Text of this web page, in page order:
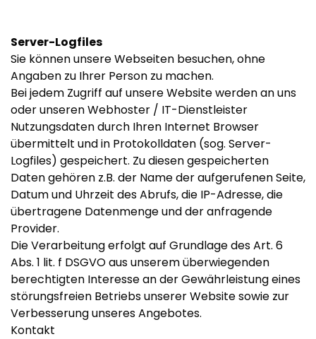
Server-Logfiles
Sie können unsere Webseiten besuchen, ohne
Angaben zu Ihrer Person zu machen.
Bei jedem Zugriff auf unsere Website werden an uns
oder unseren Webhoster / IT-Dienstleister
Nutzungsdaten durch Ihren Internet Browser
übermittelt und in Protokolldaten (sog. Server-
Logfiles) gespeichert. Zu diesen gespeicherten
Daten gehören z.B. der Name der aufgerufenen Seite,
Datum und Uhrzeit des Abrufs, die IP-Adresse, die
übertragene Datenmenge und der anfragende
Provider.
Die Verarbeitung erfolgt auf Grundlage des Art. 6
Abs. 1 lit. f DSGVO aus unserem überwiegenden
berechtigten Interesse an der Gewährleistung eines
störungsfreien Betriebs unserer Website sowie zur
Verbesserung unseres Angebotes.
Kontakt